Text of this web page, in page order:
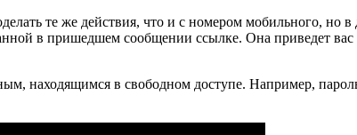
те же действия, что и с номером мобильного, но
в пришедшем сообщении ссылке. Она приведет
находящимся в свободном доступе. Например,